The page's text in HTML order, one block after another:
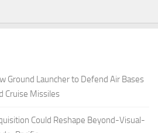
Ground Launcher to Defend Air Bases
Cruise Missiles
Could Reshape Beyond-Visual-